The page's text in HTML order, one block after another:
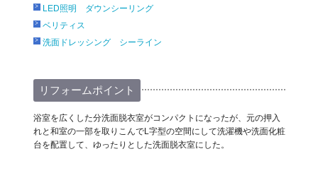
LED照明 ダウンシーリング
ベリティス
洗面ドレッシング シーライン
リフォームポイント
浴室を広くした分洗面脱衣室がコンパクトになったが、元の押入
れと和室の一部を取りこんでL字型の空間にして洗濯機や洗面化粧
台を配置して、ゆったりとした洗面脱衣室にした。